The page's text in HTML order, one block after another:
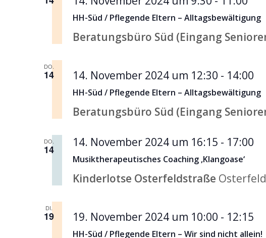
HH-Süd / Pflegende Eltern – Alltagsbewältigung
Beratungsbüro Süd (Eingang
DO.
14
HH-Süd / Pflegende Eltern – Alltagsbewältigung
14. November 2024 um 12:30 - 14:00
Beratungsbüro Süd (Eingang
DO.
14
Musiktherapeutisches Coaching ‚Klangoase‘
14. November 2024 um 16:15 - 17:00
Kinderlotse Osterfeldstraße
DI.
19
HH-Süd / Pflegende Eltern – Wir sind nicht allein!
19. November 2024 um 10:00 - 12:15